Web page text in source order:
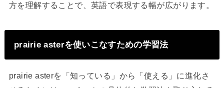
方を理解することで、英語で表現する幅が広がります。
prairie asterを使いこなすための学習法
prairie asterを「知っている」から「使える」に進化さ